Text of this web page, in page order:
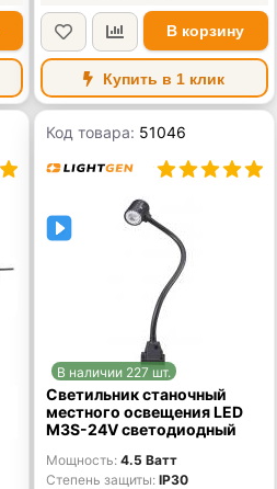
В корзину
Купить в 1 клик
Код товара: 51046
В наличии 227 шт.
Светильник станочный
местного освещения LED
M3S-24V светодиодный
Мощность 4.5 Ватт
Степень защиты IP30